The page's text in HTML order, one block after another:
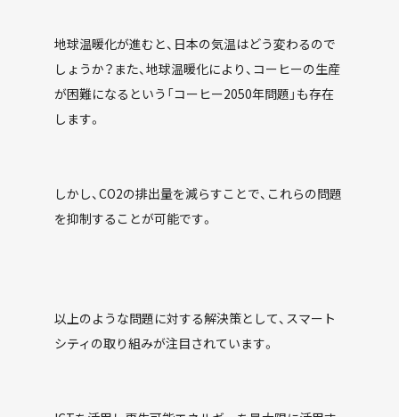
地球温暖化が進むと、日本の気温はどう変わるので
しょうか？また、地球温暖化により、コーヒーの生産
が困難になるという「コーヒー2050年問題」も存在
します。
しかし、CO2の排出量を減らすことで、これらの問題
を抑制することが可能です。
以上のような問題に対する解決策として、スマート
シティの取り組みが注目されています。